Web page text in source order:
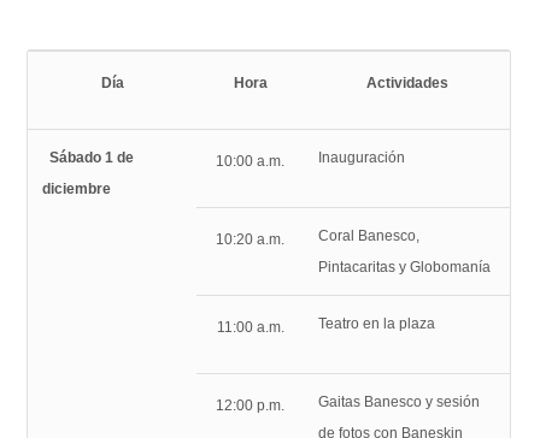
Día Hora Actividades
Sábado 1 de
diciembre
10:00 a.m. Inauguración
10:20 a.m.
Coral Banesco,
Pintacaritas y Globomanía
11:00 a.m. Teatro en la plaza
12:00 p.m.
Gaitas Banesco y sesión
de fotos con Baneskin